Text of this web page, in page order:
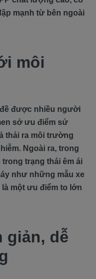
mạnh từ bên ngoài
môi
được nhiều người
sở ưu điểm sử
thải ra môi trường
Ngoài ra, trong
trạng thái êm ái
như những mẫu xe
một ưu điểm to lớn
giản, dễ